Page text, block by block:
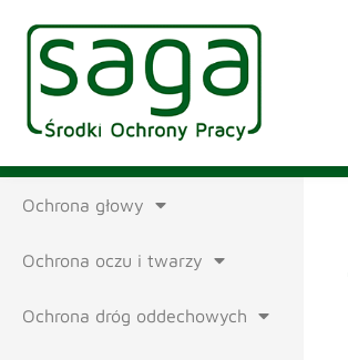
Ochrona głowy
Ochrona oczu i twarzy
Ochrona dróg oddechowych